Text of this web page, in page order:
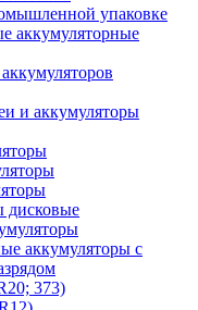
упаковке
аккумуляторные
и аккумуляторы
дисковые
аккумуляторы с
373)